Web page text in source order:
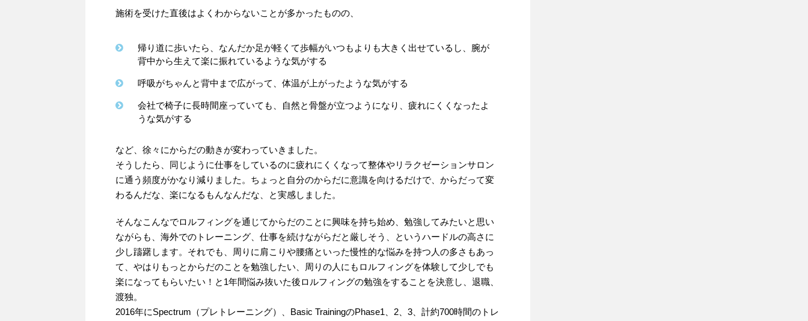
施術を受けた直後はよくわからないことが多かったものの、
帰り道に歩いたら、なんだか足が軽くて歩幅がいつもよりも大きく出せているし、腕が
背中から生えて楽に振れているような気がする
呼吸がちゃんと背中まで広がって、体温が上がったような気がする
会社で椅子に長時間座っていても、自然と骨盤が立つようになり、疲れにくくなったよ
うな気がする
など、徐々にからだの動きが変わっていきました。
そうしたら、同じように仕事をしているのに疲れにくくなって整体やリラクゼーションサロン
に通う頻度がかなり減りました。ちょっと自分のからだに意識を向けるだけで、からだって変
わるんだな、楽になるもんなんだな、と実感しました。
そんなこんなでロルフィングを通じてからだのことに興味を持ち始め、勉強してみたいと思い
ながらも、海外でのトレーニング、仕事を続けながらだと厳しそう、というハードルの高さに
少し躊躇します。それでも、周りに肩こりや腰痛といった慢性的な悩みを持つ人の多さもあっ
て、やはりもっとからだのことを勉強したい、周りの人にもロルフィングを体験して少しでも
楽になってもらいたい！と1年間悩み抜いた後ロルフィングの勉強をすることを決意し、退職、
渡独。
2016年にSpectrum（プレトレーニング） Basic TrainingのPhase1、2、3 、計約700時間のトレ